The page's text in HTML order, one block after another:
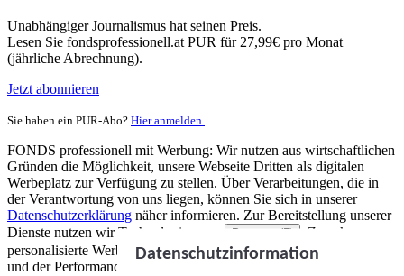
Unabhängiger Journalismus hat seinen Preis.
Lesen Sie fondsprofessionell.at PUR für 27,99€ pro Monat
(jährliche Abrechnung).
Jetzt abonnieren
Sie haben ein PUR-Abo? Hier anmelden.
FONDS professionell mit Werbung: Wir nutzen aus wirtschaftlichen
Gründen die Möglichkeit, unsere Webseite Dritten als digitalen
Werbeplatz zur Verfügung zu stellen. Über Verarbeitungen, die in
der Verantwortung von uns liegen, können Sie sich in unserer
Datenschutzerklärung näher informieren. Zur Bereitstellung unserer
Dienste nutzen wir Technologien von
Partnern (5)
. Zwecke:
personalisierte Werbung und Inhalte, Messung von Werbeleistung
und der Performance von Inhalten sowie Zielgruppenforschung.
Datenschutzinformation